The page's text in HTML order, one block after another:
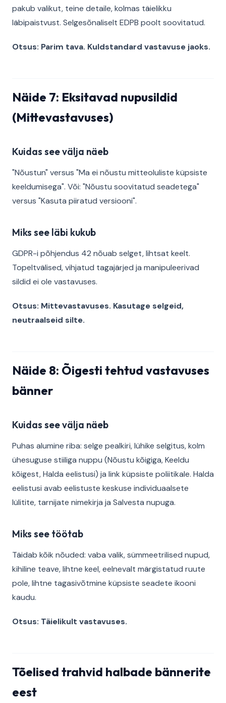
pakub valikut, teine detaile, kolmas täielikku
läbipaistvust. Selgesõnaliselt EDPB poolt soovitatud.
Otsus: Parim tava. Kuldstandard vastavuse jaoks.
Näide 7: Eksitavad nupusildid
(Mittevastavuses)
Kuidas see välja näeb
"Nõustun" versus "Ma ei nõustu mitteoluliste küpsiste
keeldumisega". Või: "Nõustu soovitatud seadetega"
versus "Kasuta piiratud versiooni".
Miks see läbi kukub
GDPR-i põhjendus 42 nõuab selget, lihtsat keelt.
Topeltvälised, vihjatud tagajärjed ja manipuleerivad
sildid ei ole vastavuses.
Otsus: Mittevastavuses. Kasutage selgeid,
neutraalseid silte.
Näide 8: Õigesti tehtud vastavuses
bänner
Kuidas see välja näeb
Puhas alumine riba: selge pealkiri, lühike selgitus, kolm
ühesuguse stiiliga nuppu (Nõustu kõigiga, Keeldu
kõigest, Halda eelistusi) ja link küpsiste poliitikale. Halda
eelistusi avab eelistuste keskuse individuaalsete
lülitite, tarnijate nimekirja ja Salvesta nupuga.
Miks see töötab
Täidab kõik nõuded: vaba valik, sümmeetrilised nupud,
kihiline teave, lihtne keel, eelnevalt märgistatud ruute
pole, lihtne tagasivõtmine küpsiste seadete ikooni
kaudu.
Otsus: Täielikult vastavuses.
Tõelised trahvid halbade bännerite
eest